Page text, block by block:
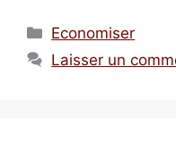
Catégories
Economiser
Laisser un